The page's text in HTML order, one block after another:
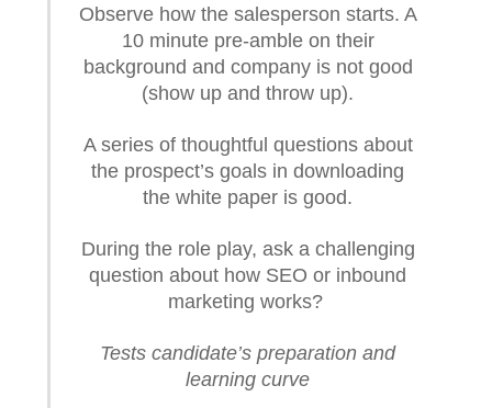
Observe how the salesperson starts. A
10 minute pre-amble on their
background and company is not good
(show up and throw up).
A series of thoughtful questions about
the prospect’s goals in downloading
the white paper is good.
During the role play, ask a challenging
question about how SEO or inbound
marketing works?
Tests candidate’s preparation and
learning curve